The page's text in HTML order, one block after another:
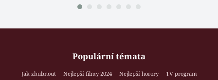
Populární témata
Jak zhubnout Nejlepší filmy 2024 Nejlepší horory
TV program